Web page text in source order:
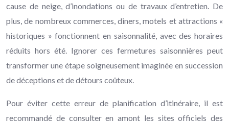
cause de neige, d’inondations ou de travaux d’entretien. De
plus, de nombreux commerces, diners, motels et attractions «
historiques » fonctionnent en saisonnalité, avec des horaires
réduits hors été. Ignorer ces fermetures saisonnières peut
transformer une étape soigneusement imaginée en succession
de déceptions et de détours coûteux.
Pour éviter cette erreur de planification d’itinéraire, il est
recommandé de consulter en amont les sites officiels des